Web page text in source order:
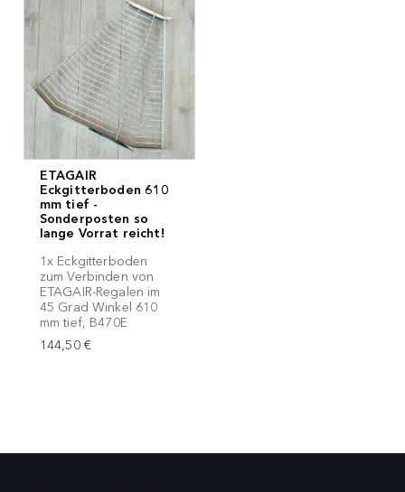
ETAGAIR
Eckgitterboden 610
mm tief -
Sonderposten so
lange Vorrat reicht!
1x Eckgitterboden
zum Verbinden von
ETAGAIR-Regalen im
45 Grad Winkel 610
mm tief, B470E
144,50 €